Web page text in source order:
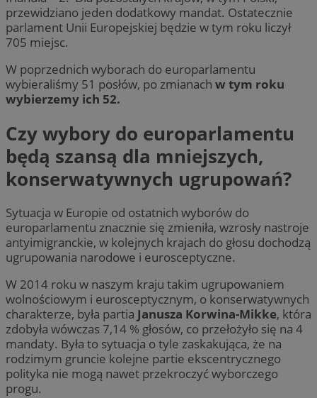
przewidziano jeden dodatkowy mandat. Ostatecznie
parlament Unii Europejskiej będzie w tym roku liczył
705 miejsc.
W poprzednich wyborach do europarlamentu
wybieraliśmy 51 posłów, po zmianach w tym roku
wybierzemy ich 52.
Czy wybory do europarlamentu
będą szansą dla mniejszych,
konserwatywnych ugrupowań?
Sytuacja w Europie od ostatnich wyborów do
europarlamentu znacznie się zmieniła, wzrosły nastroje
antyimigranckie, w kolejnych krajach do głosu dochodzą
ugrupowania narodowe i eurosceptyczne.
W 2014 roku w naszym kraju takim ugrupowaniem
wolnościowym i eurosceptycznym, o konserwatywnych
charakterze, była partia Janusza Korwina-Mikke, która
zdobyła wówczas 7,14 % głosów, co przełożyło się na 4
mandaty. Była to sytuacja o tyle zaskakująca, że na
rodzimym gruncie kolejne partie ekscentrycznego
polityka nie mogą nawet przekroczyć wyborczego
progu.